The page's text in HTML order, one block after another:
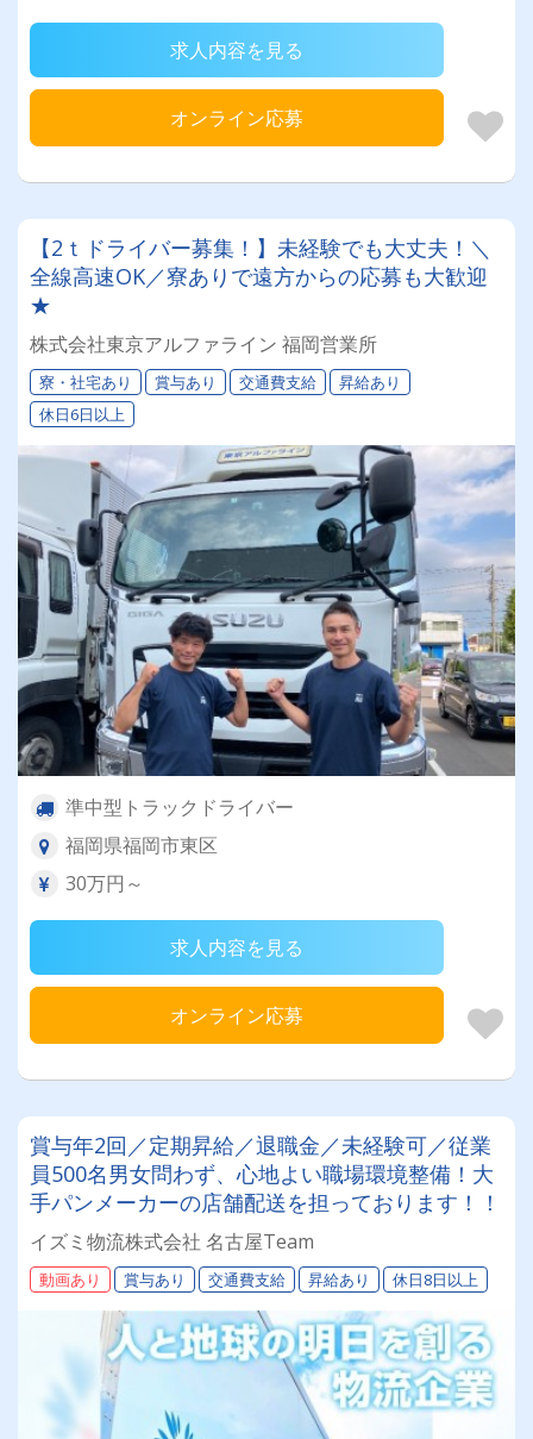
求人内容を見る
オンライン応募
【2ｔドライバー募集！】未経験でも大丈夫！＼
全線高速OK／寮ありで遠方からの応募も大歓迎
★
株式会社東京アルファライン 福岡営業所
寮・社宅あり 賞与あり 交通費支給
昇給あり
休日6日以上
準中型トラックドライバー
福岡県福岡市東区
30万円～
求人内容を見る
オンライン応募
賞与年2回／定期昇給／退職金／未経験可／従業
員500名男女問わず、心地よい職場環境整備！大
手パンメーカーの店舗配送を担っております！！
イズミ物流株式会社 名古屋Team
動画あり 賞与あり 交通費支給 昇給あり 休日8日以上